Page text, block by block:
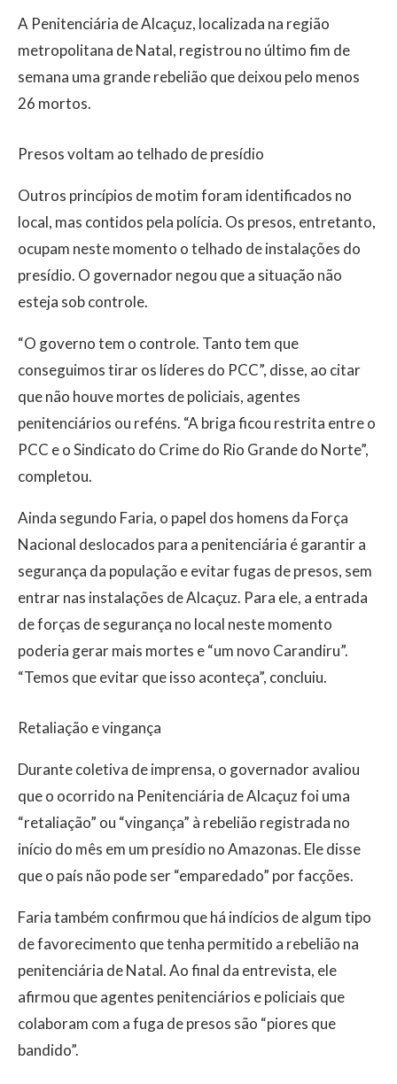
A Penitenciária de Alcaçuz, localizada na região
metropolitana de Natal, registrou no último fim de
semana uma grande rebelião que deixou pelo menos
26 mortos.
Presos voltam ao telhado de presídio
Outros princípios de motim foram identificados no
local, mas contidos pela polícia. Os presos, entretanto,
ocupam neste momento o telhado de instalações do
presídio. O governador negou que a situação não
esteja sob controle.
“O governo tem o controle. Tanto tem que
conseguimos tirar os líderes do PCC”, disse, ao citar
que não houve mortes de policiais, agentes
penitenciários ou reféns. “A briga ficou restrita entre o
PCC e o Sindicato do Crime do Rio Grande do Norte”,
completou.
Ainda segundo Faria, o papel dos homens da Força
Nacional deslocados para a penitenciária é garantir a
segurança da população e evitar fugas de presos, sem
entrar nas instalações de Alcaçuz. Para ele, a entrada
de forças de segurança no local neste momento
poderia gerar mais mortes e “um novo Carandiru”.
“Temos que evitar que isso aconteça”, concluiu.
Retaliação e vingança
Durante coletiva de imprensa, o governador avaliou
que o ocorrido na Penitenciária de Alcaçuz foi uma
“retaliação” ou “vingança” à rebelião registrada no
início do mês em um presídio no Amazonas. Ele disse
que o país não pode ser “emparedado” por facções.
Faria também confirmou que há indícios de algum tipo
de favorecimento que tenha permitido a rebelião na
penitenciária de Natal. Ao final da entrevista, ele
afirmou que agentes penitenciários e policiais que
colaboram com a fuga de presos são “piores que
bandido”.